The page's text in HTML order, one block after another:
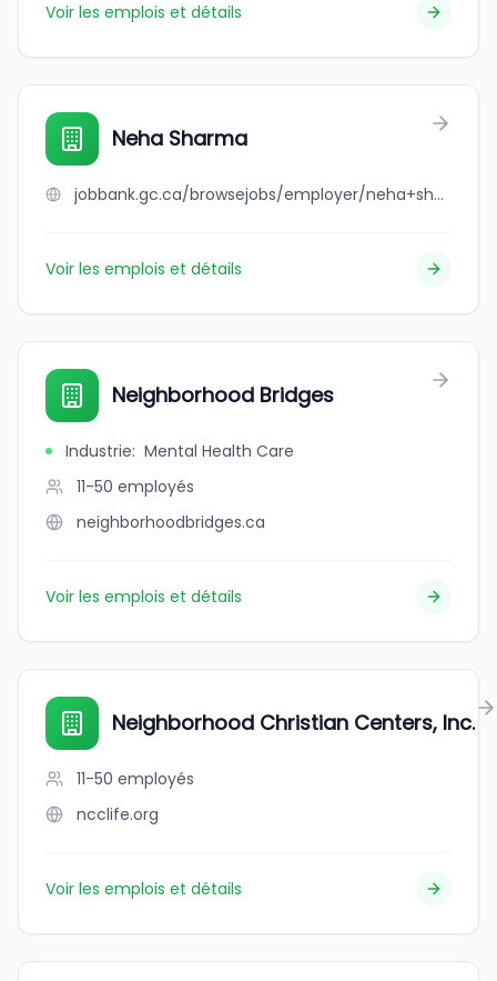
Voir les emplois et détails
Neha Sharma
jobbank.gc.ca/browsejobs/employer/neha+sharma/ca
Voir les emplois et détails
Neighborhood Bridges
Industrie: Mental Health Care
11-50 employés
neighborhoodbridges.ca
Voir les emplois et détails
Neighborhood Christian Centers, Inc.
11-50 employés
ncclife.org
Voir les emplois et détails